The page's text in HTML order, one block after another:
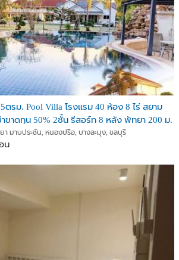
รม. Pool Villa โรงแรม 40 ห้อง 8 ไร่ สยาม
ขาดทุน 50% 2ชั้น รีสอร์ท 8 หลัง พัทยา 200 ม.
มาบประชัน, หนองปรือ, บางละมุง, ชลบุรี
น